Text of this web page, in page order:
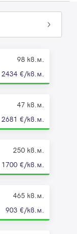
98 кв.м.
2434 €/кв.м.
47 кв.м.
2681 €/кв.м.
250 кв.м.
1700 €/кв.м.
465 кв.м.
903 €/кв.м.